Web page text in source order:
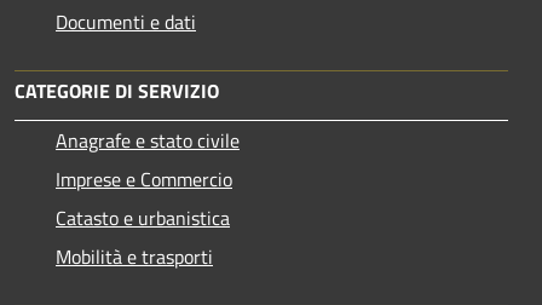
Documenti e dati
CATEGORIE DI SERVIZIO
Anagrafe e stato civile
Imprese e Commercio
Catasto e urbanistica
Mobilità e trasporti